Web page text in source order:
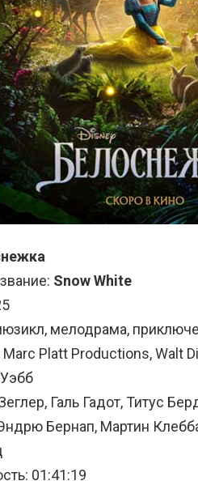
Snow White
мелодрама,
Platt Productions, Walt
Галь Гадот, Титус
Бернап, Мартин
01:41:19